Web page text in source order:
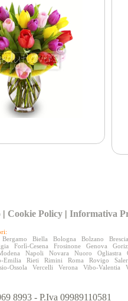
| Cookie Policy |Informativa
Bergamo Biella Bologna Bolzano Brescia
Forlì-Cesena Frosinone Genova
Napoli Novara Nuoro Ogliastra
Emilia Rieti Rimini Roma Rovigo
Ossola Vercelli Verona Vibo-Valentia
8993 - P.Iva 09989110581